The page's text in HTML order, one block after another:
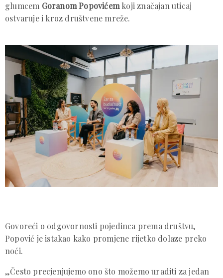
glumcem Goranom Popovićem koji značajan uticaj
ostvaruje i kroz društvene mreže.
Govoreći o odgovornosti pojedinca prema društvu,
Popović je istakao kako promjene rijetko dolaze preko
noći.
„Često precjenjujemo ono što možemo uraditi za jedan